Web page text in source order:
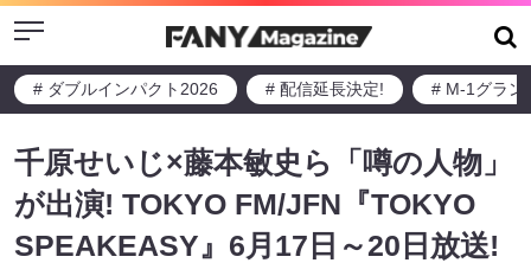
Menu
# ダブルインパクト2026 # 配信延長決定! # M-1グラン
千原せいじ×藤本敏史ら「噂の人物」
が出演! TOKYO FM/JFN『TOKYO
SPEAKEASY』6月17日～20日放送!